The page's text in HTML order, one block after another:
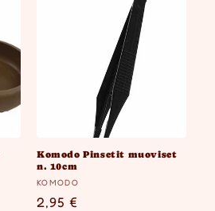
Komodo Pinsetit muoviset
n. 10cm
Myyjä:
KOMODO
Normaalihinta
2,95 €